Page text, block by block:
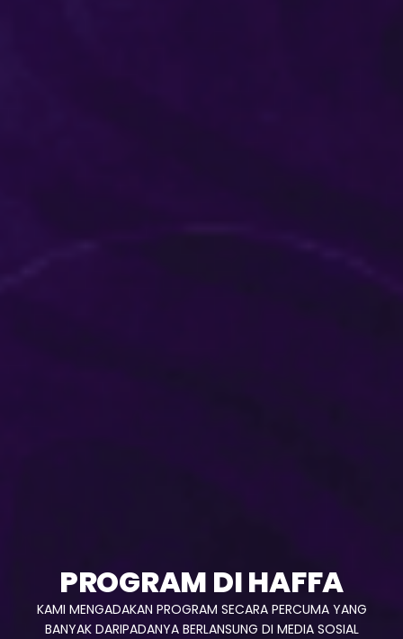
PROGRAM DI HAFFA
KAMI MENGADAKAN PROGRAM SECARA PERCUMA YANG
BANYAK DARIPADANYA BERLANSUNG DI MEDIA SOSIAL